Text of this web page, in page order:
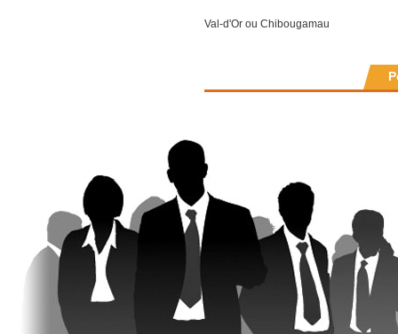
Val-d'Or ou Chibougamau